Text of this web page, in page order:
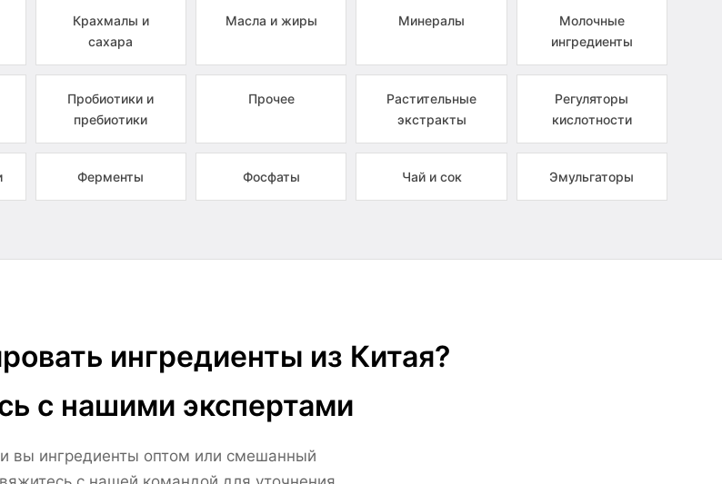
Крахмалы и
сахара
Масла и жиры Минералы
Молочные
ингредиенты
Пробиотики и
пребиотики
Прочее
Растительные
экстракты
Регуляторы
кислотности
Ферменты Фосфаты Чай и сок Эмульгаторы
ингредиенты из Китая?
с нашими экспертами
вы ингредиенты оптом или смешанный